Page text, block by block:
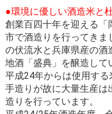
●環境に優しい酒造米と
創業百四十年を迎える「
市で酒造りを行ってきま
の伏流水と兵庫県産の
地酒「盛典」を醸造して
平成24年からは使用する
手造りが故に大量生産
造りを行っています。